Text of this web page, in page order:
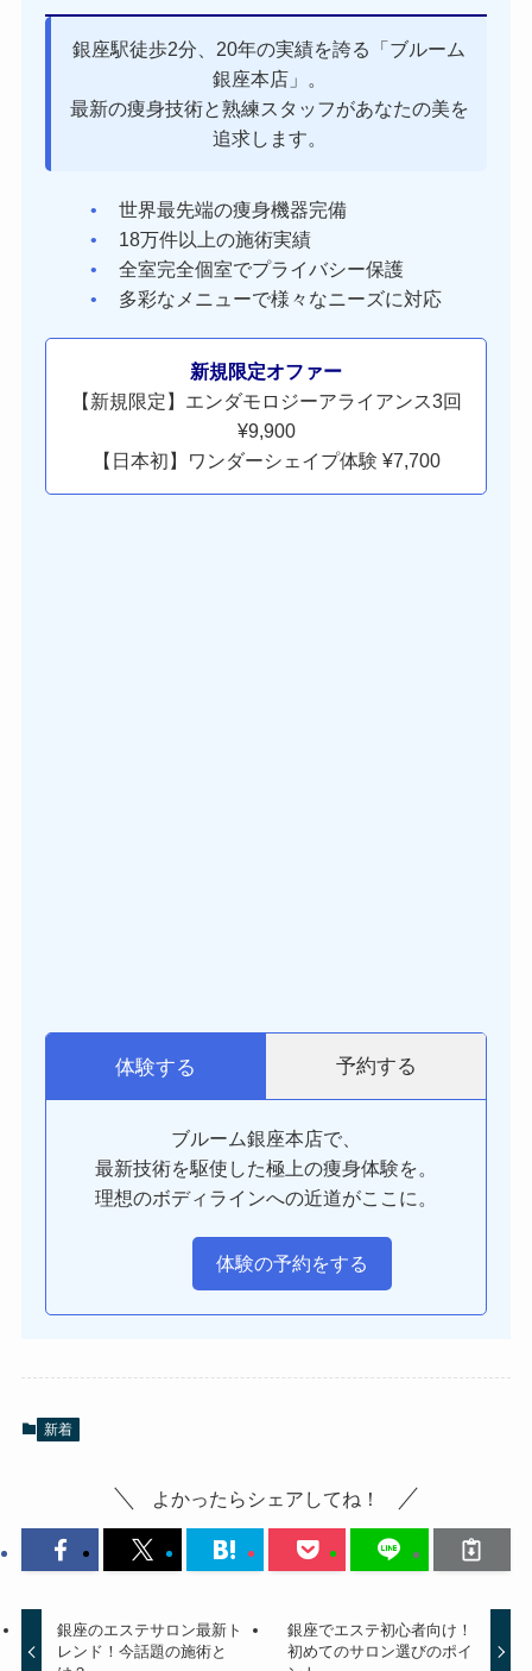
銀座駅徒歩2分、20年の実績を誇る「ブルーム
銀座本店」。
最新の痩身技術と熟練スタッフがあなたの美を
追求します。
世界最先端の痩身機器完備
18万件以上の施術実績
全室完全個室でプライバシー保護
多彩なメニューで様々なニーズに対応
新規限定オファー
【新規限定】エンダモロジーアライアンス3回
¥9,900
【日本初】ワンダーシェイプ体験 ¥7,700
体験する 予約する
ブルーム銀座本店で、
最新技術を駆使した極上の痩身体験を。
理想のボディラインへの近道がここに。
体験の予約をする
新着
よかったらシェアしてね！
銀座のエステサロン最新ト
レンド！今話題の施術と
銀座でエステ初心者向け！
初めてのサロン選びのポイ